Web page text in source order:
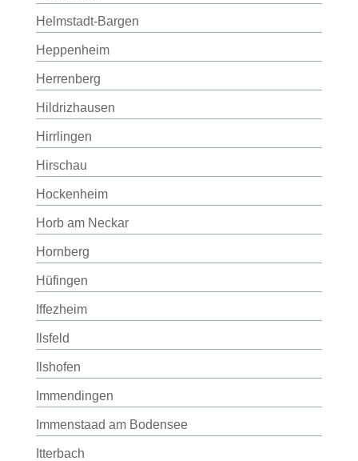
Helmstadt-Bargen
Heppenheim
Herrenberg
Hildrizhausen
Hirrlingen
Hirschau
Hockenheim
Horb am Neckar
Hornberg
Hüfingen
Iffezheim
Ilsfeld
Ilshofen
Immendingen
Immenstaad am Bodensee
Itterbach